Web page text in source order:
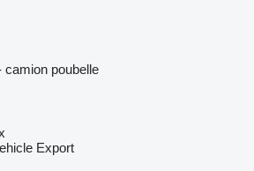
poubelle
Export